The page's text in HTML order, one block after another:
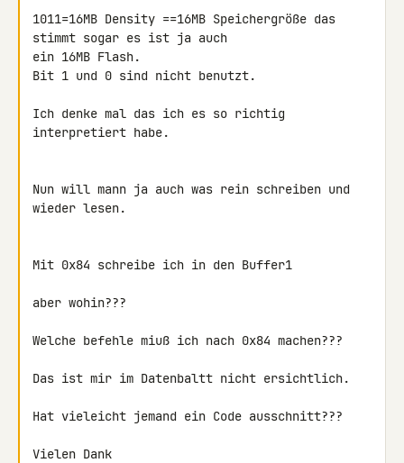
1011=16MB Density ==16MB Speichergröße das
stimmt sogar es ist ja auch
ein 16MB Flash.
Bit 1 und 0 sind nicht benutzt.
Ich denke mal das ich es so richtig
interpretiert habe.
Nun will mann ja auch was rein schreiben und
wieder lesen.
Mit 0x84 schreibe ich in den Buffer1
aber wohin???
Welche befehle miuß ich nach 0x84 machen???
Das ist mir im Datenbaltt nicht ersichtlich.
Hat vieleicht jemand ein Code ausschnitt???
Vielen Dank